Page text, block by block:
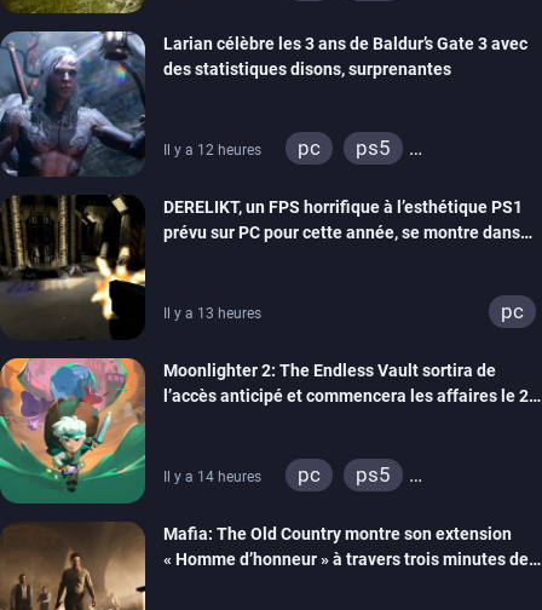
Larian célèbre les 3 ans de Baldur’s Gate 3 avec
des statistiques disons, surprenantes
Il y a 12 heures pc
ps5
DERELIKT, un FPS horrifique à l’esthétique PS1
prévu sur PC pour cette année, se montre dans
Il y a 13 heures pc
Moonlighter 2: The Endless Vault sortira de
l’accès anticipé et commencera les affaires le 2
Il y a 14 heures pc
ps5
Mafia: The Old Country montre son extension
« Homme d’honneur » à travers trois minutes de